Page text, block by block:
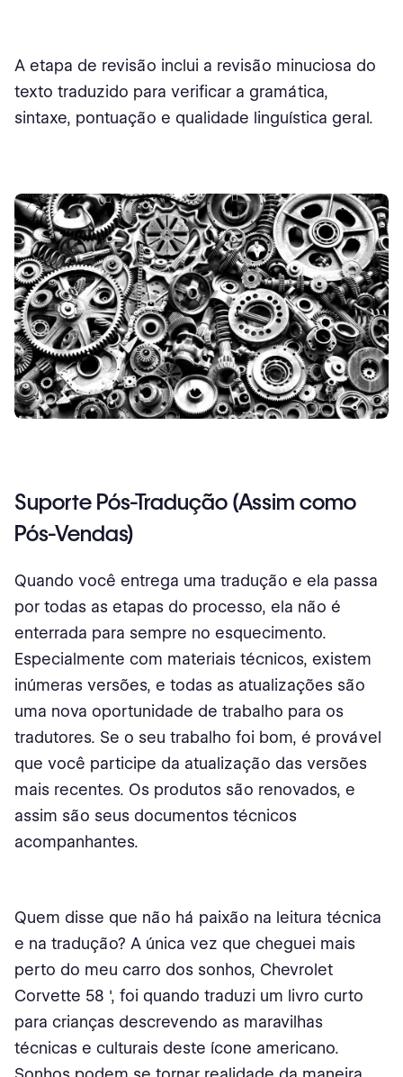
A etapa de revisão inclui a revisão minuciosa do
texto traduzido para verificar a gramática,
sintaxe, pontuação e qualidade linguística geral.
Suporte Pós-Tradução (Assim como
Pós-Vendas)
Quando você entrega uma tradução e ela passa
por todas as etapas do processo, ela não é
enterrada para sempre no esquecimento.
Especialmente com materiais técnicos, existem
inúmeras versões, e todas as atualizações são
uma nova oportunidade de trabalho para os
tradutores. Se o seu trabalho foi bom, é provável
que você participe da atualização das versões
mais recentes. Os produtos são renovados, e
assim são seus documentos técnicos
acompanhantes.
Quem disse que não há paixão na leitura técnica
e na tradução? A única vez que cheguei mais
perto do meu carro dos sonhos, Chevrolet
Corvette 58 ', foi quando traduzi um livro curto
para crianças descrevendo as maravilhas
técnicas e culturais deste ícone americano.